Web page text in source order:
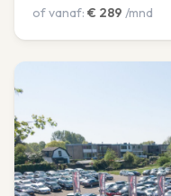
of vanaf: € 289 /mnd